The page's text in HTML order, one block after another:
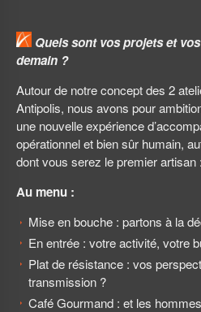
Quels sont vos projets et
demain ?
Autour de notre concept des 2
Antipolis, nous avons pour
une nouvelle expérience
opérationnel et bien sûr humain,
dont vous serez le premier artisan :
Au menu :
Mise en bouche : partons à la
En entrée : votre activité, votre
Plat de résistance : vos
transmission ?
Café Gourmand : et les